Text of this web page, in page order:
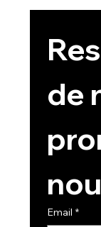
de
Email *